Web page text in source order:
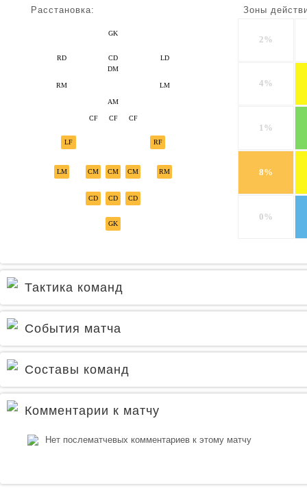
Расстановка:
GK
CD LD
RD
LM
DM
RM
AM
CF CF
CF
GK
CD
CM
CD CD
CM
LM CM RM
LF RF
Зоны
2%
4%
1%
8%
0%
Тактика команд
События матча
Составы команд
Комментарии к матчу
Нет послематчевых комментариев к этому матчу